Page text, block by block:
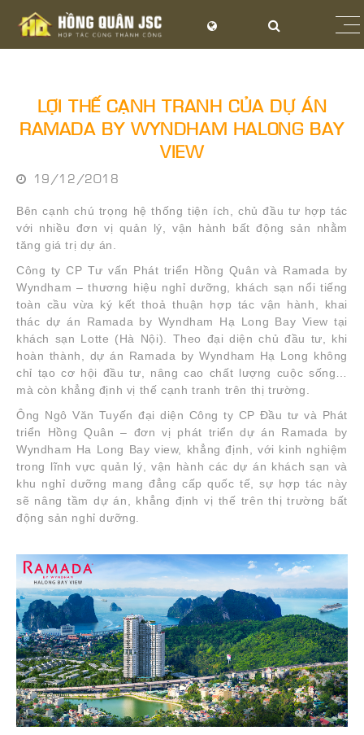
LỢI THẾ CẠNH TRANH CỦA DỰ ÁN
RAMADA BY WYNDHAM HALONG BAY
VIEW
19/12/2018
Bên cạnh chú trọng hệ thống tiện ích, chủ đầu tư hợp tác
với nhiều đơn vị quản lý, vận hành bất động sản nhằm
tăng giá trị dự án.
Công ty CP Tư vấn Phát triển Hồng Quân và Ramada by
Wyndham – thương hiệu nghỉ dưỡng, khách sạn nổi tiếng
toàn cầu vừa ký kết thoả thuận hợp tác vận hành, khai
thác dự án Ramada by Wyndham Hạ Long Bay View tại
khách sạn Lotte (Hà Nội). Theo đại diện chủ đầu tư, khi
hoàn thành, dự án Ramada by Wyndham Hạ Long không
chỉ tạo cơ hội đầu tư, nâng cao chất lượng cuộc sống…
mà còn khẳng định vị thế cạnh tranh trên thị trường.
Ông Ngô Văn Tuyến đại diện Công ty CP Đầu tư và Phát
triển Hồng Quân – đơn vị phát triển dự án Ramada by
Wyndham Ha Long Bay view, khẳng định, với kinh nghiệm
trong lĩnh vực quản lý, vận hành các dự án khách sạn và
khu nghỉ dưỡng mang đẳng cấp quốc tế, sự hợp tác này
sẽ nâng tầm dự án, khẳng định vị thế trên thị trường bất
động sản nghỉ dưỡng.